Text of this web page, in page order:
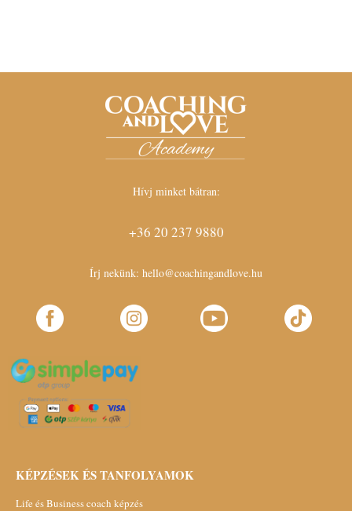
Hívj minket bátran:
+36 20 237 9880
Írj nekünk: hello@coachingandlove.hu
KÉPZÉSEK ÉS TANFOLYAMOK
Life és Business coach képzés